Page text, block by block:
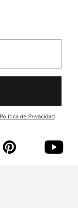
Política de Privacidad
p y